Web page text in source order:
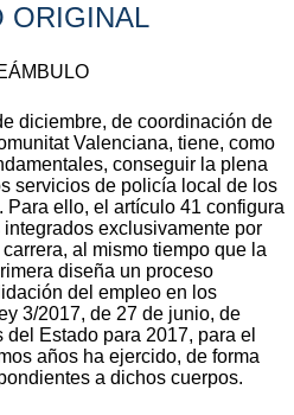
ORIGINAL
diciembre, de coordinación de
Valenciana, tiene, como
conseguir la plena
servicios de policía local de los
ello, el artículo 41 configura
exclusivamente por
al mismo tiempo que la
diseña un proceso
del empleo en los
3/2017, de 27 de junio, de
Estado para 2017, para el
años ha ejercido, de forma
a dichos cuerpos.